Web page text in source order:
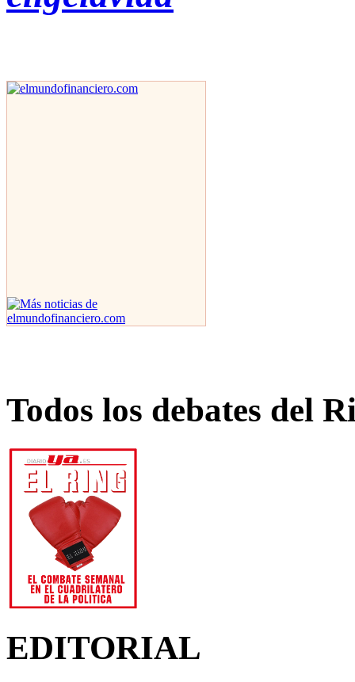
Todos los debates del
EDITORIAL